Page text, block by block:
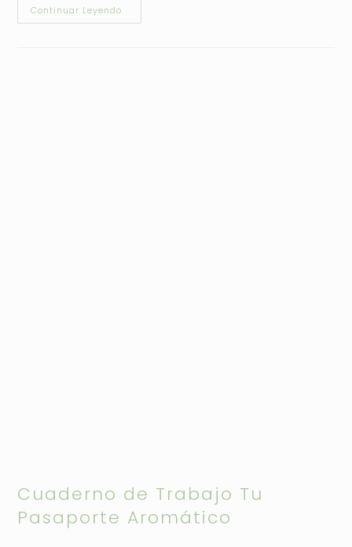
Continuar Leyendo
Cuaderno de Trabajo Tu
Pasaporte Aromático